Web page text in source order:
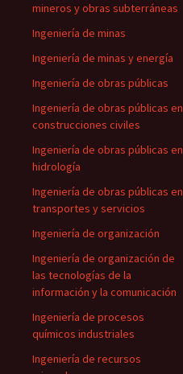
mineros y obras subterráneas
Ingeniería de minas
Ingeniería de minas y energía
Ingeniería de obras públicas
Ingeniería de obras públicas en
construcciones civiles
Ingeniería de obras públicas en
hidrología
Ingeniería de obras públicas en
transportes y servicios
Ingeniería de organización
Ingeniería de organización de
las tecnologías de la
información y la comunicación
Ingeniería de procesos
químicos industriales
Ingeniería de recursos